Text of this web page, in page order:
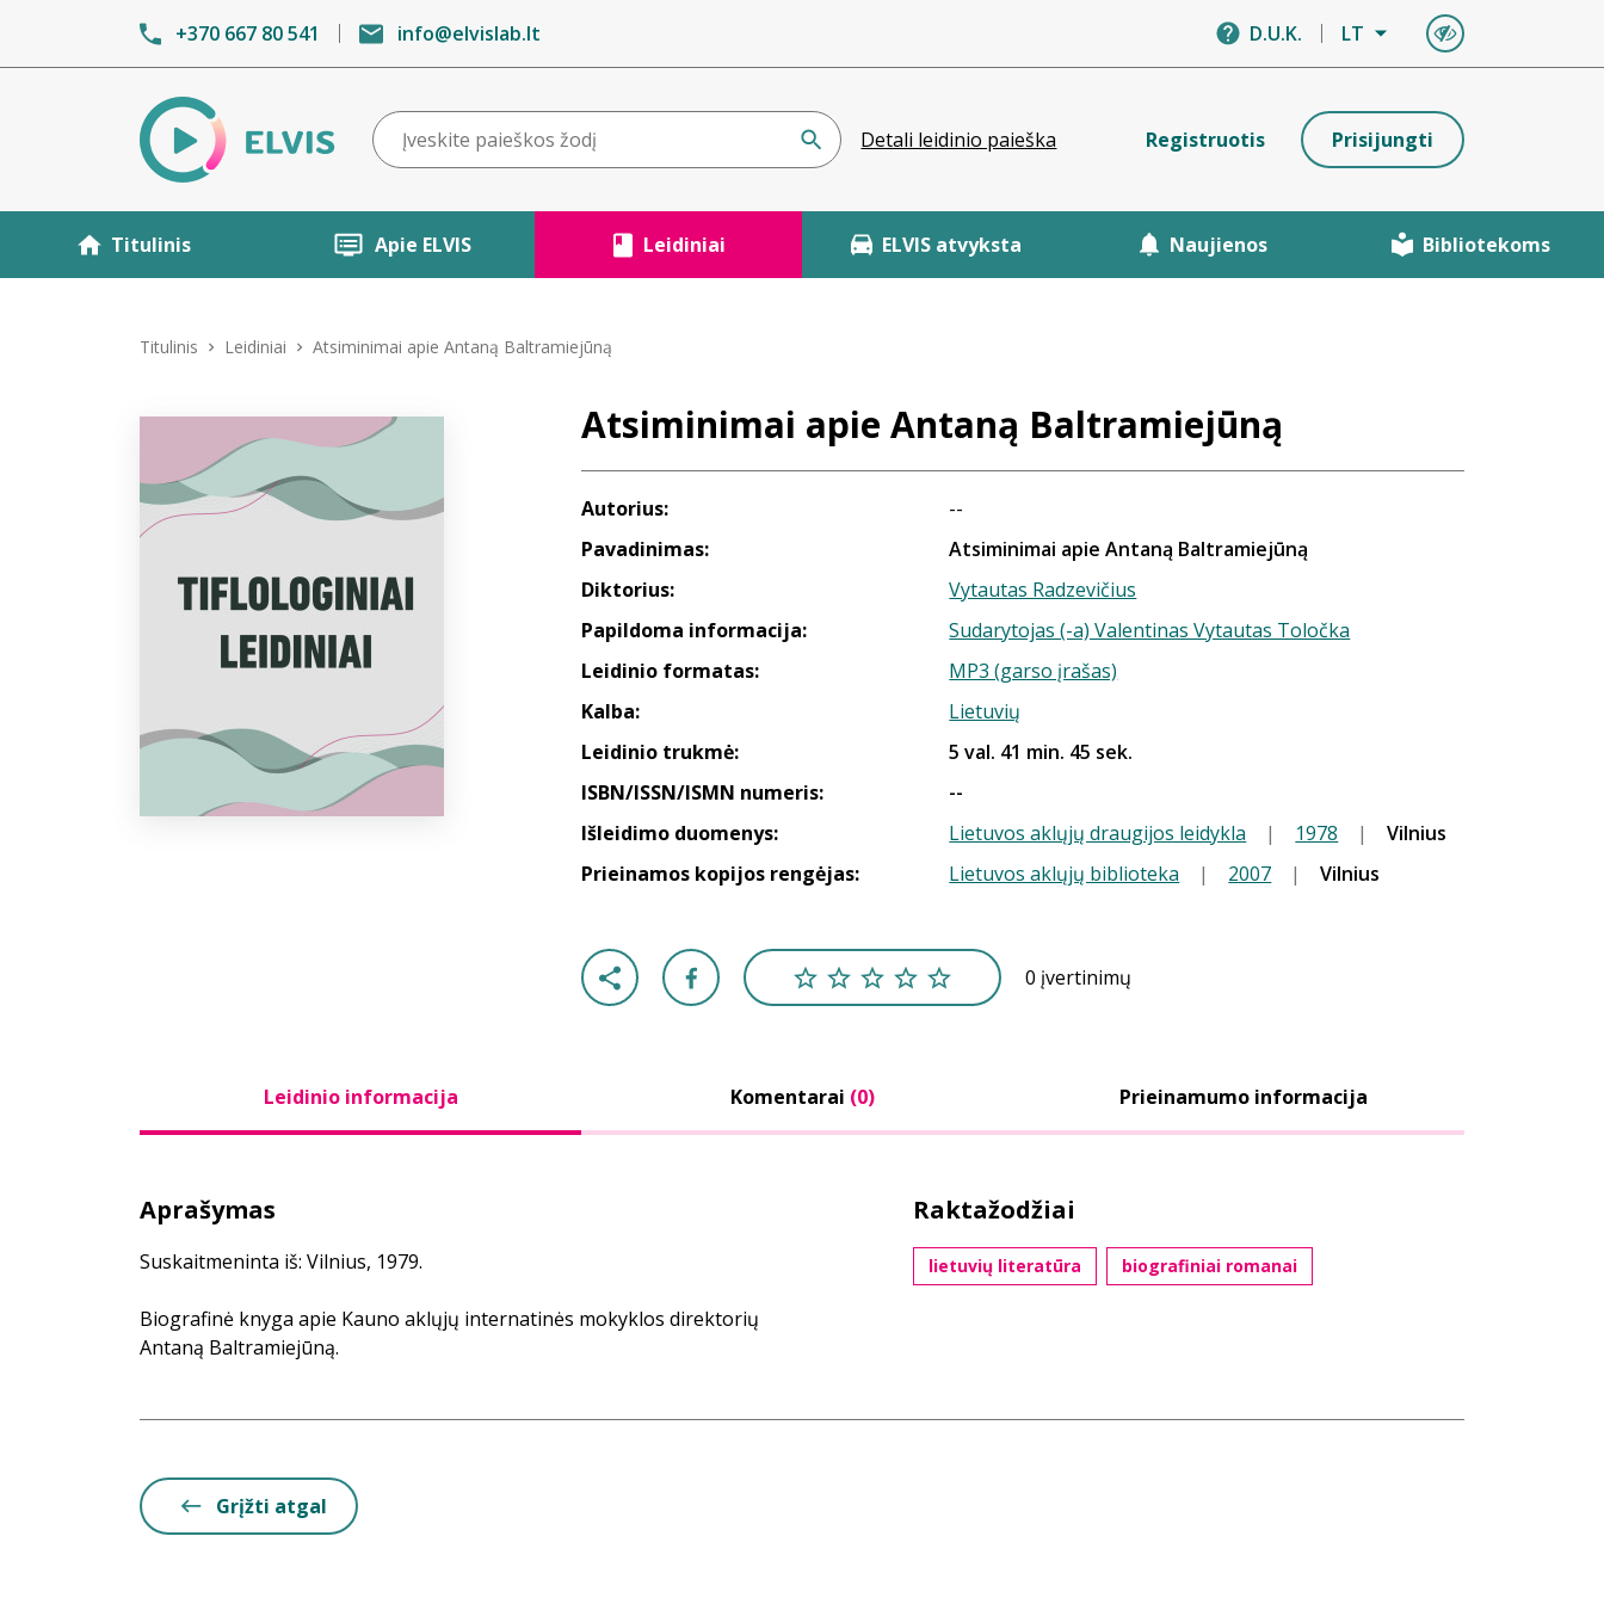
+370 667 80 541 info@elvislab.lt D.U.K. LT
Detali leidinio paieška Registruotis Prisijungti
Titulinis Apie ELVIS Leidiniai ELVIS atvyksta Naujienos Bibliotekoms
Titulinis Leidiniai Atsiminimai apie Antaną Baltramiejūną
Atsiminimai apie Antaną Baltramiejūną
Autorius:
--
Pavadinimas:
Atsiminimai apie Antaną Baltramiejūną
Diktorius:
Vytautas Radzevičius
Papildoma informacija:
Sudarytojas (-a) Valentinas Vytautas Toločka
Leidinio formatas:
MP3 (garso įrašas)
Kalba:
Lietuvių
Leidinio trukmė:
5 val. 41 min. 45 sek.
ISBN/ISSN/ISMN numeris:
--
Išleidimo duomenys:
Lietuvos aklųjų draugijos leidykla | 1978 |
Vilnius
Prieinamos kopijos rengėjas:
Lietuvos aklųjų biblioteka | 2007 | Vilnius
0 įvertinimų
Leidinio informacija Komentarai (0) Prieinamumo informacija
Aprašymas
Suskaitmeninta iš: Vilnius, 1979.
Biografinė knyga apie Kauno aklųjų internatinės mokyklos direktorių
Antaną Baltramiejūną.
Raktažodžiai
lietuvių literatūra biografiniai romanai
Grįžti atgal